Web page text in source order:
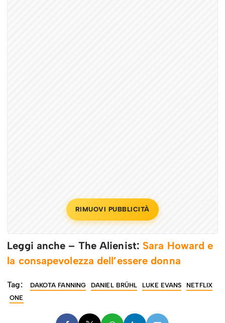
RIMUOVI PUBBLICITÀ
Leggi anche – The Alienist: Sara Howard e
la consapevolezza dell’essere donna
Tag: DAKOTA FANNING DANIEL BRÜHL LUKE EVANS
NETFLIX
ONE